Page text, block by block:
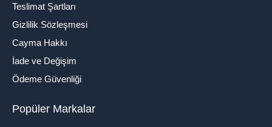
Teslimat Şartları
Gizlilik Sözleşmesi
Cayma Hakkı
İade ve Değişim
Ödeme Güvenliği
Popüler Markalar